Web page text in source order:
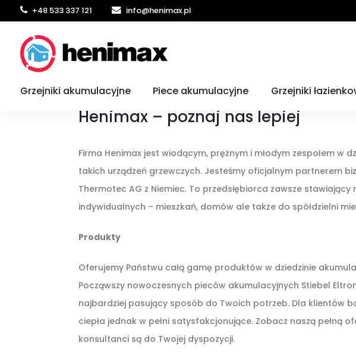
+48 533 337 121 info@henimax.pl
Grzejniki akumulacyjne Piece akumulacyjne Grzejniki
O nas
Henimax – poznaj nas lepiej
Firma Henimax jest wiodącym, prężnym i młodym zespołem
takich urządzeń grzewczych. Jesteśmy oficjalnym partnerem
Thermotec AG z Niemiec. To przedsiębiorca zawsze
indywidualnych – mieszkań, domów ale także do spółdzielni
Produkty
Oferujemy Państwu całą gamę produktów w dziedzinie
Począwszy nowoczesnych pieców akumulacyjnych Stiebel
najbardziej pasujący sposób do Twoich potrzeb. Dla klientów
ciepła jednak w pełni satysfakcjonujące. Zobacz naszą
konsultanci są do Twojej dyspozycji.